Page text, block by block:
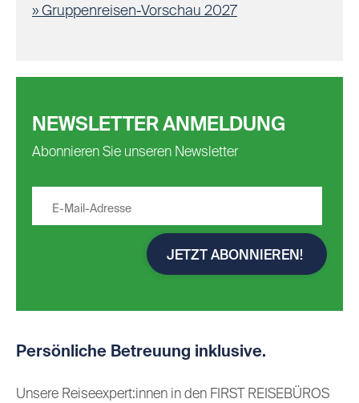
Gruppenreisen-Vorschau 2027
NEWSLETTER ANMELDUNG
Abonnieren Sie unseren Newsletter
JETZT ABONNIEREN!
Persönliche Betreuung inklusive.
Unsere Reiseexpert:innen in den FIRST REISEBÜROS